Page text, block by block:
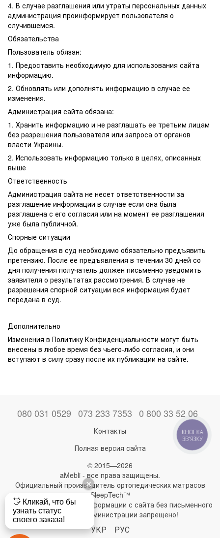
4. В случае разглашения или утраты персональных данных
администрация проинформирует пользователя о
случившемся.
Обязательства
Пользователь обязан:
1. Предоставить необходимую для использования сайта
информацию.
2. Обновлять или дополнять информацию в случае ее
изменения.
Администрация сайта обязана:
1. Хранить информацию и не разглашать ее третьим лицам
без разрешения пользователя или запроса от органов
власти Украины.
2. Использовать информацию только в целях, описанных
выше
Ответственность
Администрация сайта не несет ответственности за
разглашение информации в случае если она была
разглашена с его согласия или на момент ее разглашения
уже была публичной.
Спорные ситуации
До обращения в суд необходимо обязательно предъявить
претензию. После ее предъявления в течении 30 дней со
дня получения получатель должен письменно уведомить
заявителя о результатах рассмотрения. В случае не
разрешения спорной ситуации вся информация будет
передана в суд.
Дополнительно
Изменения в Политику Конфиденциальности могут быть
внесены в любое время без чьего-либо согласия, и они
вступают в силу сразу после их публикации на сайте.
080 031 0529 073 233 7353 0 800 33 52 06
Контакты
Полная версия сайта
© 2015—2026
aMebli - все права защищены.
Официальный производитель ортопедических матрасов
SleepTech™
Любое использование информации с сайта без письменного
разрешения администрации запрещено!
УКР РУС
КНОПКА
ЗВ'ЯЗКУ